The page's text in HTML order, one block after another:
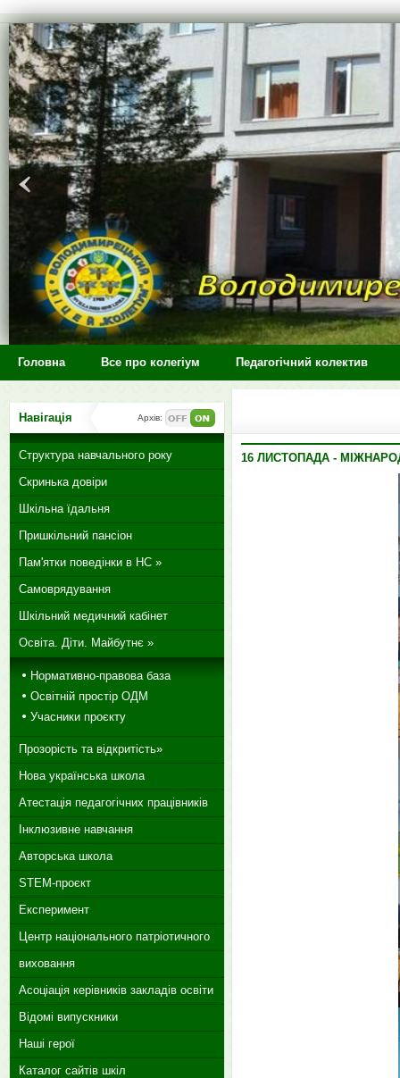
>
Головна Все про колегіум Педагогічний колектив
16 ЛИСТОПАДА -
Навігація Архів:
Структура навчального року
Скринька довіри
Шкільна їдальня
Пришкільний пансіон
Пам'ятки поведінки в НС »
Самоврядування
Шкільний медичний кабінет
Освіта. Діти. Майбутнє »
Нормативно-правова база
Освітній простір ОДМ
Учасники проєкту
Прозорість та відкритість»
Нова українська школа
Атестація педагогічних працівників
Інклюзивне навчання
Авторська школа
STEM-проєкт
Експеримент
Центр національного патріотичного
виховання
Асоціація керівників закладів освіти
Відомі випускники
Наші герої
Каталог сайтів шкіл